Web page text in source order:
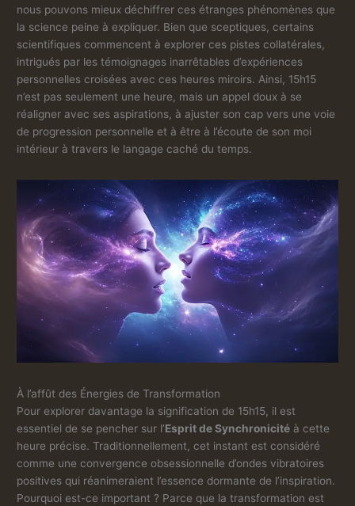
nous pouvons mieux déchiffrer ces étranges phénomènes que
la science peine à expliquer. Bien que sceptiques, certains
scientifiques commencent à explorer ces pistes collatérales,
intrigués par les témoignages inarrêtables d’expériences
personnelles croisées avec ces heures miroirs. Ainsi, 15h15
n’est pas seulement une heure, mais un appel doux à se
réaligner avec ses aspirations, à ajuster son cap vers une voie
de progression personnelle et à être à l’écoute de son moi
intérieur à travers le langage caché du temps.
À l’affût des Énergies de Transformation
Pour explorer davantage la signification de 15h15, il est
essentiel de se pencher sur l’Esprit de Synchronicité à cette
heure précise. Traditionnellement, cet instant est considéré
comme une convergence obsessionnelle d’ondes vibratoires
positives qui réanimeraient l’essence dormante de l’inspiration.
Pourquoi est-ce important ? Parce que la transformation est